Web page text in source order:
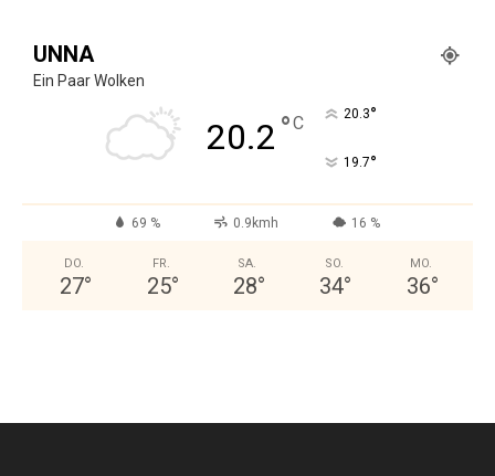
UNNA
Ein Paar Wolken
20.2 °C 20.3°
19.7°
69 % 0.9kmh 16 %
DO.
27°
FR.
25°
SA.
28°
SO.
34°
MO.
36°